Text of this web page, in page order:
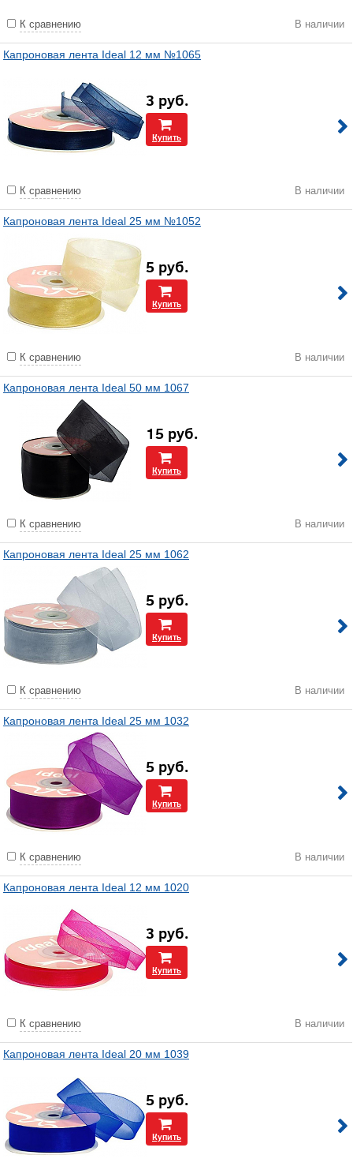
К сравнению В наличии
Капроновая лента Ideal 12 мм №1065
3 руб.
Купить
К сравнению В наличии
Капроновая лента Ideal 25 мм №1052
5 руб.
Купить
К сравнению В наличии
Капроновая лента Ideal 50 мм 1067
15 руб.
Купить
К сравнению В наличии
Капроновая лента Ideal 25 мм 1062
5 руб.
Купить
К сравнению В наличии
Капроновая лента Ideal 25 мм 1032
5 руб.
Купить
К сравнению В наличии
Капроновая лента Ideal 12 мм 1020
3 руб.
Купить
К сравнению В наличии
Капроновая лента Ideal 20 мм 1039
5 руб.
Купить